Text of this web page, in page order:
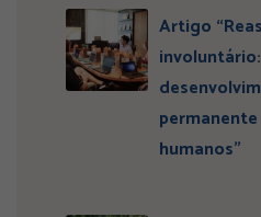
Artigo
humanos”